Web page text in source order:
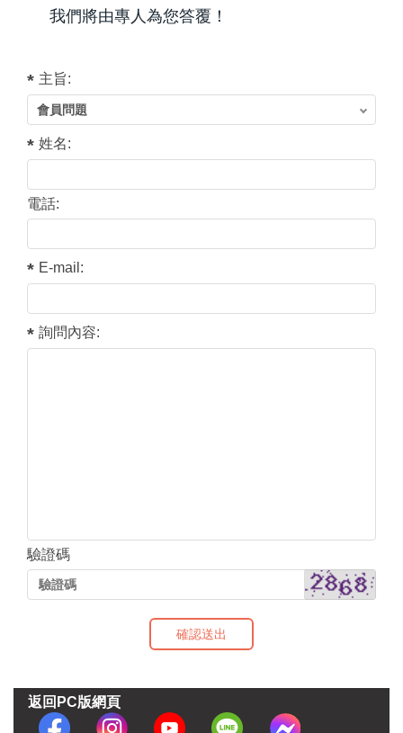
我們將由專人為您答覆！
主旨:
姓名:
電話:
E-mail:
詢問內容:
驗證碼
確認送出
返回PC版網頁